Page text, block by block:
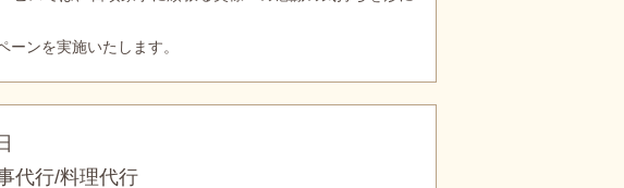
ーンを実施いたします。
代行/料理代行